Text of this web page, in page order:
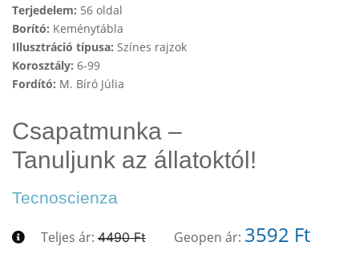
Terjedelem: 56 oldal
Borító: Keménytábla
Illusztráció típusa: Színes rajzok
Korosztály: 6-99
Fordító: M. Bíró Júlia
Csapatmunka –
Tanuljunk az állatoktól!
Tecnoscienza
Teljes ár: 4490 Ft Geopen ár: 3592 Ft